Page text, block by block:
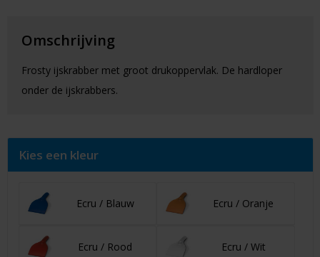
Omschrijving
Frosty ijskrabber met groot drukoppervlak. De hardloper
onder de ijskrabbers.
Kies een kleur
Ecru / Blauw Ecru / Oranje
Ecru / Rood Ecru / Wit